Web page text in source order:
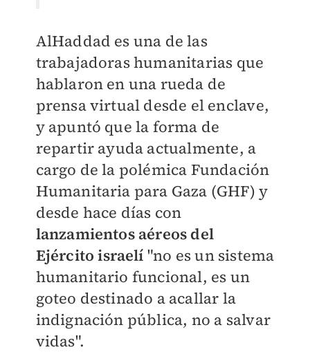
AlHaddad es una de las
trabajadoras humanitarias que
hablaron en una rueda de
prensa virtual desde el enclave,
y apuntó que la forma de
repartir ayuda actualmente, a
cargo de la polémica Fundación
Humanitaria para Gaza (GHF) y
desde hace días con
lanzamientos aéreos del
Ejército israelí "no es un sistema
humanitario funcional, es un
goteo destinado a acallar la
indignación pública, no a salvar
vidas".